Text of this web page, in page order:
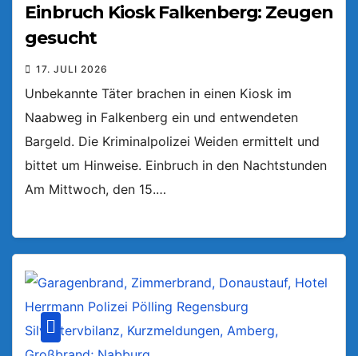
Einbruch Kiosk Falkenberg: Zeugen
gesucht
17. JULI 2026
Unbekannte Täter brachen in einen Kiosk im
Naabweg in Falkenberg ein und entwendeten
Bargeld. Die Kriminalpolizei Weiden ermittelt und
bittet um Hinweise. Einbruch in den Nachtstunden
Am Mittwoch, den 15.…